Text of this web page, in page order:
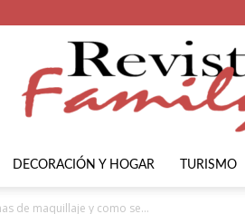
DECORACIÓN Y HOGAR TURISMO
de maquillaje y como se...